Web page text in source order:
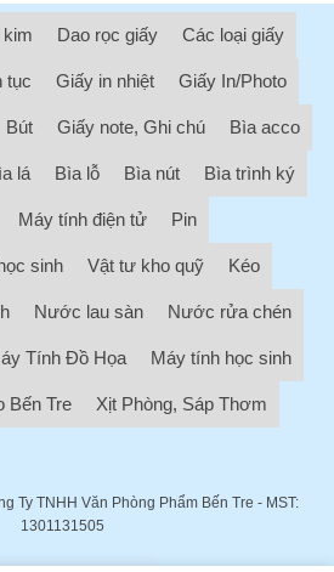
kim Dao rọc giấy Các loại giấy
tục Giấy in nhiệt Giấy In/Photo
Bút Giấy note, Ghi chú Bìa acco
lá Bìa lỗ Bìa nút Bìa trình ký
Máy tính điện tử Pin
sinh Vật tư kho quỹ Kéo
Nước lau sàn Nước rửa chén
Tính Đồ Họa Máy tính học sinh
Bến Tre Xịt Phòng, Sáp Thơm
Ty TNHH Văn Phòng Phẩm Bến Tre - MST:
1301131505